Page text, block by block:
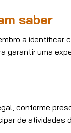
saber
a
garantir uma
conforme
de atividades